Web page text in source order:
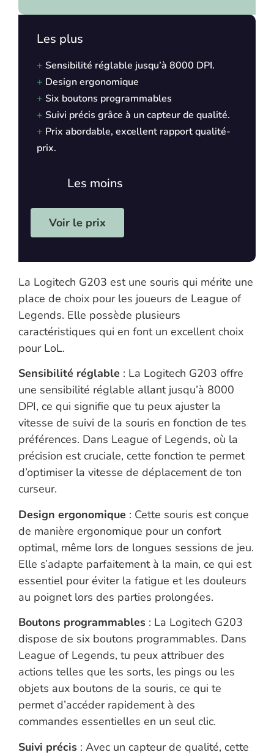
Les plus
+ Sensibilité réglable jusqu’à 8000 DPI.
+ Design ergonomique
+ Six boutons programmables
+ Suivi précis grâce à un capteur de qualité.
+ Prix abordable, excellent rapport qualité-
prix.
Les moins
Voir le prix
La Logitech G203 est une souris qui mérite une
place de choix pour les joueurs de League of
Legends. Elle possède plusieurs
caractéristiques qui en font un excellent choix
pour LoL.
Sensibilité réglable : La Logitech G203 offre
une sensibilité réglable allant jusqu’à 8000
DPI, ce qui signifie que tu peux ajuster la
vitesse de suivi de la souris en fonction de tes
préférences. Dans League of Legends, où la
précision est cruciale, cette fonction te permet
d’optimiser la vitesse de déplacement de ton
curseur.
Design ergonomique : Cette souris est conçue
de manière ergonomique pour un confort
optimal, même lors de longues sessions de jeu.
Elle s’adapte parfaitement à la main, ce qui est
essentiel pour éviter la fatigue et les douleurs
au poignet lors des parties prolongées.
Boutons programmables : La Logitech G203
dispose de six boutons programmables. Dans
League of Legends, tu peux attribuer des
actions telles que les sorts, les pings ou les
objets aux boutons de la souris, ce qui te
permet d’accéder rapidement à des
commandes essentielles en un seul clic.
Suivi précis : Avec un capteur de qualité, cette